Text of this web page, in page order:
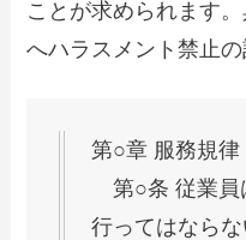
ことが求められます
へハラスメント禁止の
第○章 服務規律
第○条 従業員
行ってはならな